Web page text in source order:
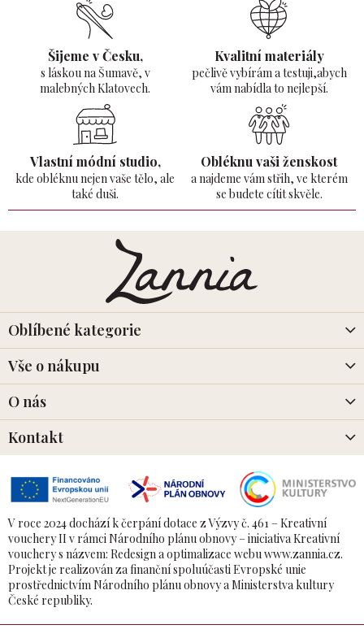
Šijeme v Česku,
s láskou na Šumavě, v
malebných Klatovech.
Kvalitní materiály
pečlivě vybírám a testuji,abych
vám nabídla to nejlepší.
Vlastní módní studio,
kde obléknu nejen vaše tělo, ale
také duši.
Obléknu vaši ženskost
a najdeme vám střih, ve kterém
se budete cítit skvěle.
t
Oblíbené kategorie
Vše o nákupu
O nás
Kontakt
V roce 2024 dochází k čerpání dotace z Výzvy č. 461 – Kreativní
vouchery II v rámci Národního plánu obnovy – iniciativa Kreativní
vouchery s názvem: Redesign a optimalizace webu www.zannia.cz.
Projekt je realizován za finanční spoluúčasti Evropské unie
prostřednictvím Národního plánu obnovy a Ministerstva kultury
České republiky.